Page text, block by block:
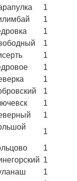
1
1
1
1
1
1
1
1
1
1
1
1
1
1